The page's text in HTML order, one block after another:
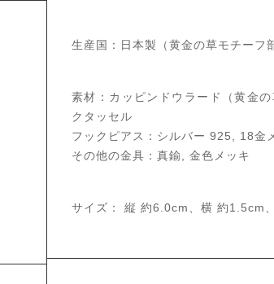
生産国：日本製（黄金の草モチーフ
素材：カッピンドウラード（黄金
クタッセル
フックピアス：シルバー 925, 18金
その他の金具：真鍮, 金色メッキ
サイズ： 縦 約6.0cm、横 約1.5cm